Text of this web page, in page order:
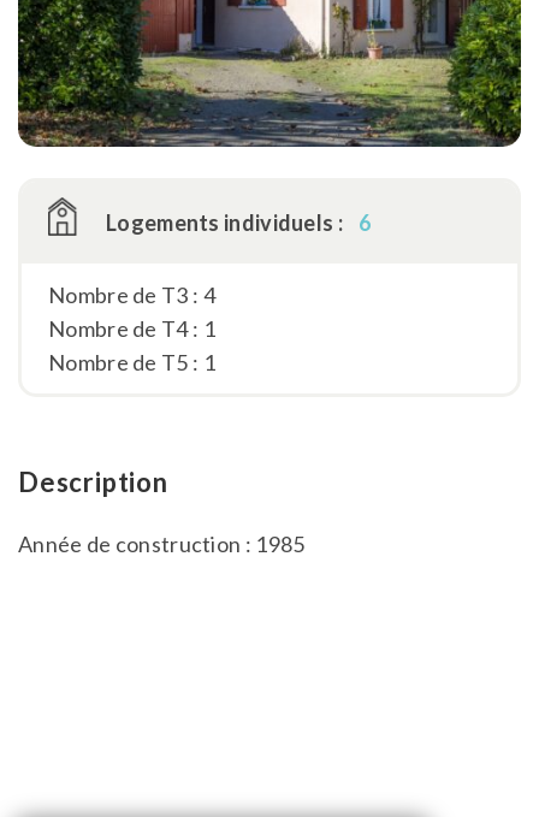
Logements individuels : 6
Nombre de T3 : 4
Nombre de T4 : 1
Nombre de T5 : 1
Description
Année de construction : 1985